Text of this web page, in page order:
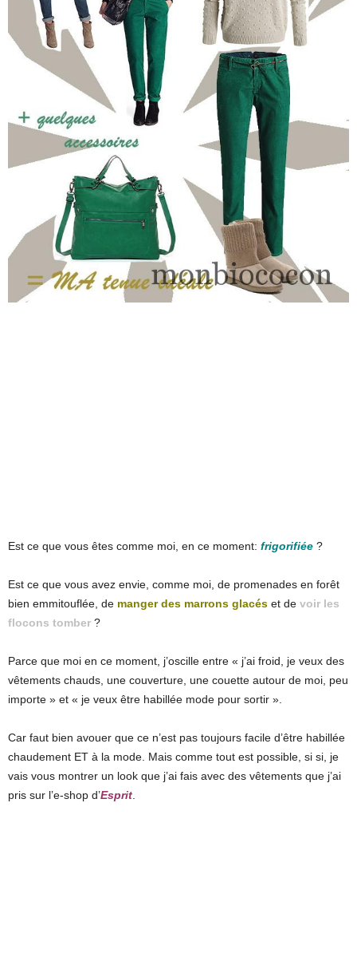
Est ce que vous êtes comme moi, en ce moment: frigorifiée ?
Est ce que vous avez envie, comme moi, de promenades en forêt
bien emmitouflée, de manger des marrons glacés et de voir les
flocons tomber ?
Parce que moi en ce moment, j’oscille entre « j’ai froid, je veux des
vêtements chauds, une couverture, une couette autour de moi, peu
importe » et « je veux être habillée mode pour sortir ».
Car faut bien avouer que ce n’est pas toujours facile d’être habillée
chaudement ET à la mode. Mais comme tout est possible, si si, je
vais vous montrer un look que j’ai fais avec des vêtements que j’ai
pris sur l’e-shop d’Esprit